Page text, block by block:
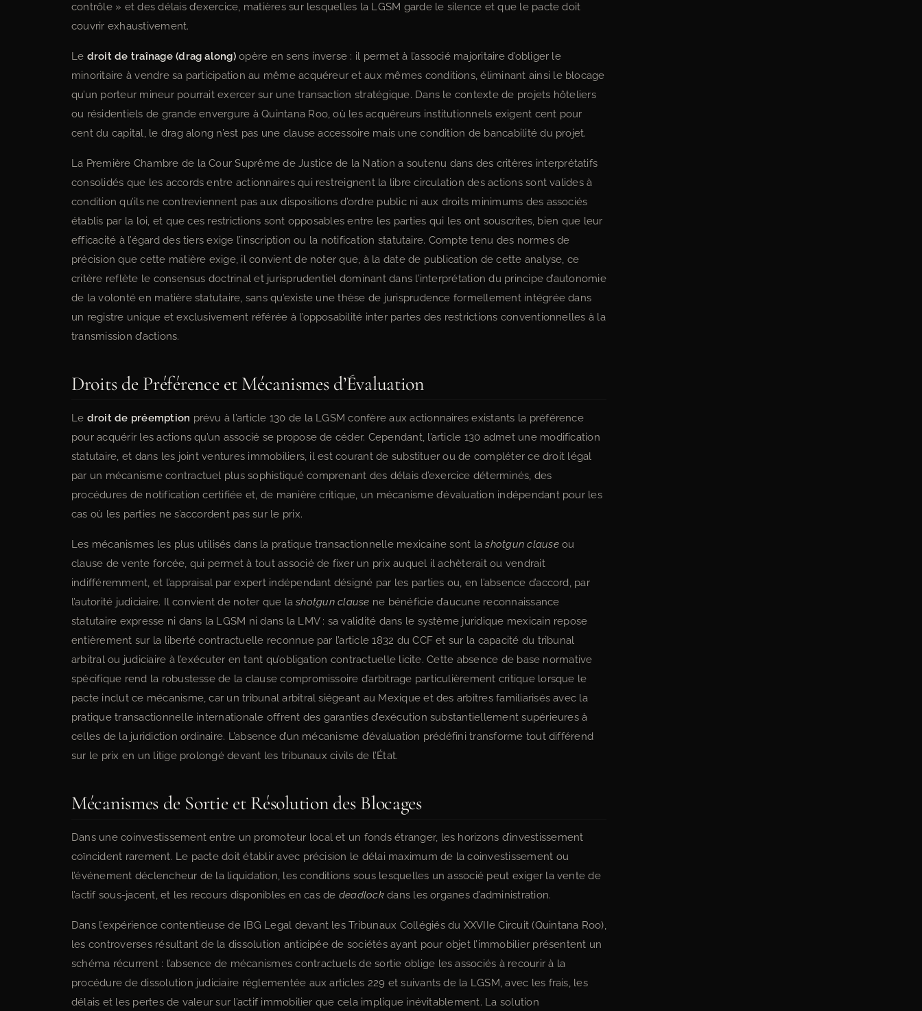
contrôle » et des délais d’exercice, matières sur lesquelles la LGSM garde le silence et que le pacte doit
couvrir exhaustivement.
Le droit de traînage (drag along)opère en sens inverse : il permet à l’associé majoritaire d’obliger le
minoritaire à vendre sa participation au même acquéreur et aux mêmes conditions, éliminant ainsi le blocage
qu’un porteur mineur pourrait exercer sur une transaction stratégique. Dans le contexte de projets hôteliers
ou résidentiels de grande envergure à Quintana Roo, où les acquéreurs institutionnels exigent cent pour
cent du capital, le drag along n’est pas une clause accessoire mais une condition de bancabilité du projet.
La Première Chambre de la Cour Suprême de Justice de la Nation a soutenu dans des critères interprétatifs
consolidés que les accords entre actionnaires qui restreignent la libre circulation des actions sont valides à
condition qu’ils ne contreviennent pas aux dispositions d’ordre public ni aux droits minimums des associés
établis par la loi, et que ces restrictions sont opposables entre les parties qui les ont souscrites, bien que leur
efficacité à l’égard des tiers exige l’inscription ou la notification statutaire. Compte tenu des normes de
précision que cette matière exige, il convient de noter que, à la date de publication de cette analyse, ce
critère reflète le consensus doctrinal et jurisprudentiel dominant dans l’interprétation du principe d’autonomie
de la volonté en matière statutaire, sans qu’existe une thèse de jurisprudence formellement intégrée dans
un registre unique et exclusivement référée à l’opposabilité inter partes des restrictions conventionnelles à la
transmission d’actions.
Droits de Préférence et Mécanismes d’Évaluation
Le droit de préemption prévu à l’article 130 de la LGSM confère aux actionnaires existants la préférence
pour acquérir les actions qu’un associé se propose de céder. Cependant, l’article 130 admet une modification
statutaire, et dans les joint ventures immobiliers, il est courant de substituer ou de compléter ce droit légal
par un mécanisme contractuel plus sophistiqué comprenant des délais d’exercice déterminés, des
procédures de notification certifiée et, de manière critique, un mécanisme d’évaluation indépendant pour les
cas où les parties ne s’accordent pas sur le prix.
Les mécanismes les plus utilisés dans la pratique transactionnelle mexicaine sont lashotgun clauseou
clause de vente forcée, qui permet à tout associé de fixer un prix auquel il achèterait ou vendrait
indifféremment, et l’appraisal par expert indépendant désigné par les parties ou, en l’absence d’accord, par
l’autorité judiciaire. Il convient de noter que lashotgun clause ne bénéficie d’aucune reconnaissance
statutaire expresse ni dans la LGSM ni dans la LMV : sa validité dans le système juridique mexicain repose
entièrement sur la liberté contractuelle reconnue par l’article 1832 du CCF et sur la capacité du tribunal
arbitral ou judiciaire à l’exécuter en tant qu’obligation contractuelle licite. Cette absence de base normative
spécifique rend la robustesse de la clause compromissoire d’arbitrage particulièrement critique lorsque le
pacte inclut ce mécanisme, car un tribunal arbitral siégeant au Mexique et des arbitres familiarisés avec la
pratique transactionnelle internationale offrent des garanties d’exécution substantiellement supérieures à
celles de la juridiction ordinaire. L’absence d’un mécanisme d’évaluation prédéfini transforme tout différend
sur le prix en un litige prolongé devant les tribunaux civils de l’État.
Mécanismes de Sortie et Résolution des Blocages
Dans une coinvestissement entre un promoteur local et un fonds étranger, les horizons d’investissement
coïncident rarement. Le pacte doit établir avec précision le délai maximum de la coinvestissement ou
l’événement déclencheur de la liquidation, les conditions sous lesquelles un associé peut exiger la vente de
l’actif sous-jacent, et les recours disponibles en cas de deadlockdans les organes d’administration.
Dans l’expérience contentieuse de IBG Legal devant les Tribunaux Collégiés du XXVIIe Circuit (Quintana Roo),
les controverses résultant de la dissolution anticipée de sociétés ayant pour objet l’immobilier présentent un
schéma récurrent : l’absence de mécanismes contractuels de sortie oblige les associés à recourir à la
procédure de dissolution judiciaire réglementée aux articles 229 et suivants de la LGSM, avec les frais, les
délais et les pertes de valeur sur l’actif immobilier que cela implique inévitablement. La solution